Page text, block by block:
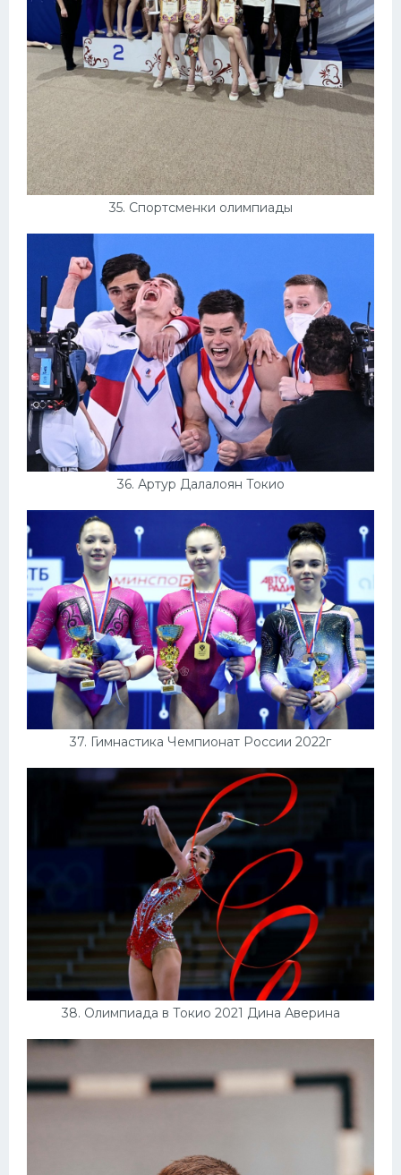
35. Спортсменки олимпиады
36. Артур Далалоян Токио
37. Гимнастика Чемпионат России 2022г
38. Олимпиада в Токио 2021 Дина Аверина